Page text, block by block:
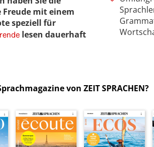
mit einem
speziell für
lesen dauerhaft
von ZEIT SPRACHEN?